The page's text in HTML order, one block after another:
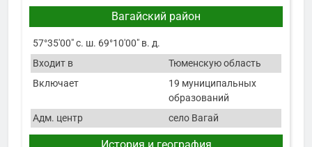
Вагайский район
57°35′00″ с. ш. 69°10′00″ в. д.
Входит в
Тюменскую область
Включает
19 муниципальных
образований
Адм. центр
село Вагай